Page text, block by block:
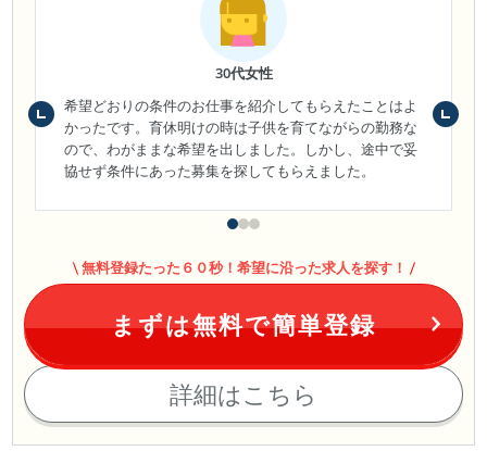
30代女性
希望どおりの条件のお仕事を紹介してもらえたことはよ
かったです。育休明けの時は子供を育てながらの勤務な
ので、わがままな希望を出しました。しかし、途中で妥
協せず条件にあった募集を探してもらえました。
詳細はこちら
無料登録たった６０秒！希望に沿った求人を探す！
まずは無料で簡単登録